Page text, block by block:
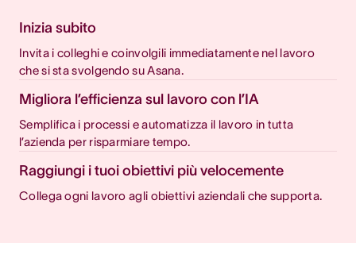
Inizia subito
Invita i colleghi e coinvolgili immediatamente nel lavoro
che si sta svolgendo su Asana.
Migliora l’efficienza sul lavoro con l’IA
Semplifica i processi e automatizza il lavoro in tutta
l’azienda per risparmiare tempo.
Raggiungi i tuoi obiettivi più velocemente
Collega ogni lavoro agli obiettivi aziendali che supporta.